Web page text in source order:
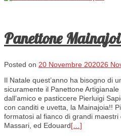
Panettone
Posted on 20 Novembre 202026
Il Natale quest’anno ha bisogno di
sicuramente il Panettone
dall’amico e pasticcere Pierluigi
con canditi e uvetta, la Mainajoia!!
formatosi al fianco di grandi
Massari, ed Edouard[…]